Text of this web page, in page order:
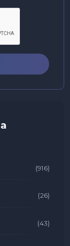
(916)
(26)
(43)